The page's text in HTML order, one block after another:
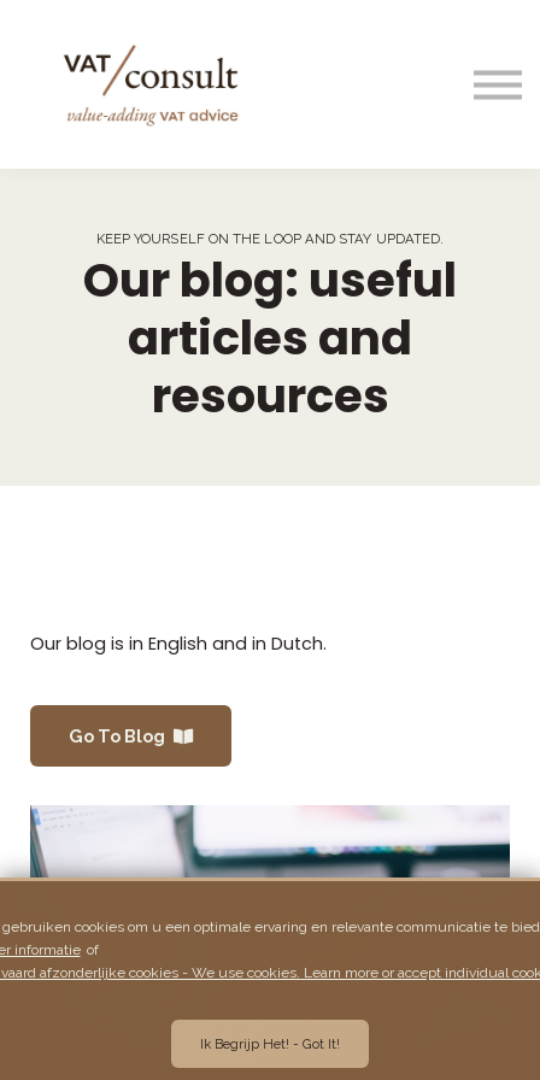
Useful links
KEEP YOURSELF ON THE LOOP AND STAY UPDATED.
Our blog: useful
articles and
resources
Our blog is in English and in Dutch.
Go To Blog
cookies om u een optimale ervaring en relevante communicatie te
informatie of
afzonderlijke cookies - We use cookies. Learn more or accept individual
Ik Begrijp Het! - Got It!